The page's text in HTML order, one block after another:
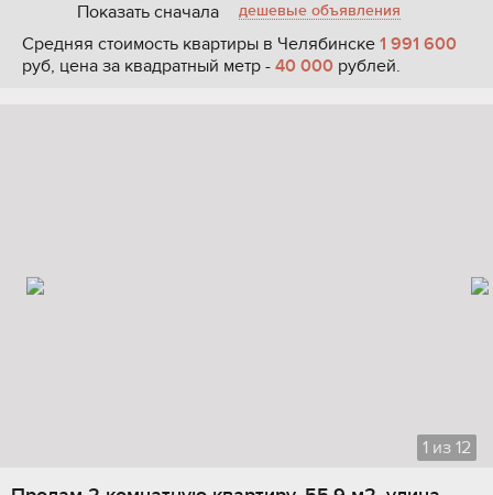
Показать сначала дешевые объявления
Средняя стоимость квартиры в Челябинске 1 991 600
руб, цена за квадратный метр - 40 000 рублей.
1 из 12